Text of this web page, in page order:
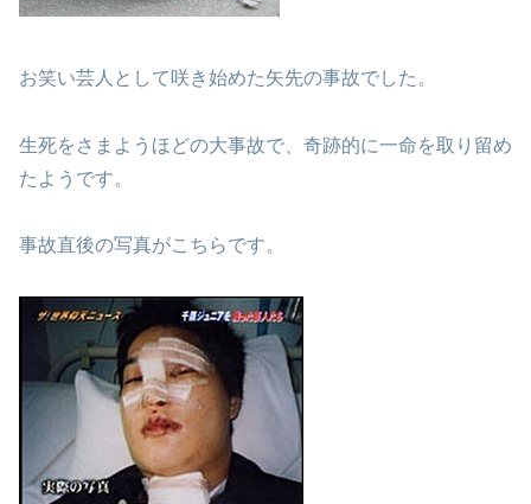
お笑い芸人として咲き始めた矢先の事故でした。
生死をさまようほどの大事故で、奇跡的に一命を取り留め
たようです。
事故直後の写真がこちらです。